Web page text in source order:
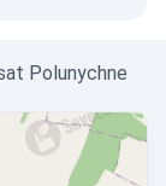
Polunychne